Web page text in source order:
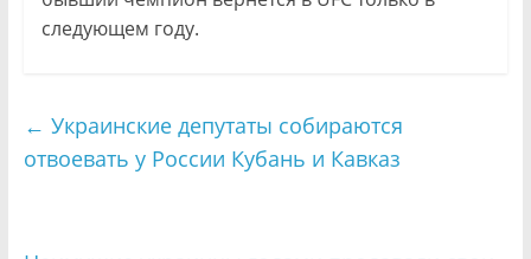
следующем году.
← Украинские депутаты собираются
отвоевать у России Кубань и Кавказ